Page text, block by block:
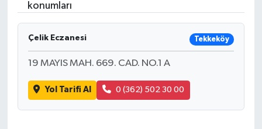
konumları
Çelik Eczanesi Tekkeköy
19 MAYIS MAH. 669. CAD. NO.1 A
Yol Tarifi Al 0 (362) 502 30 00
KASTAMONU